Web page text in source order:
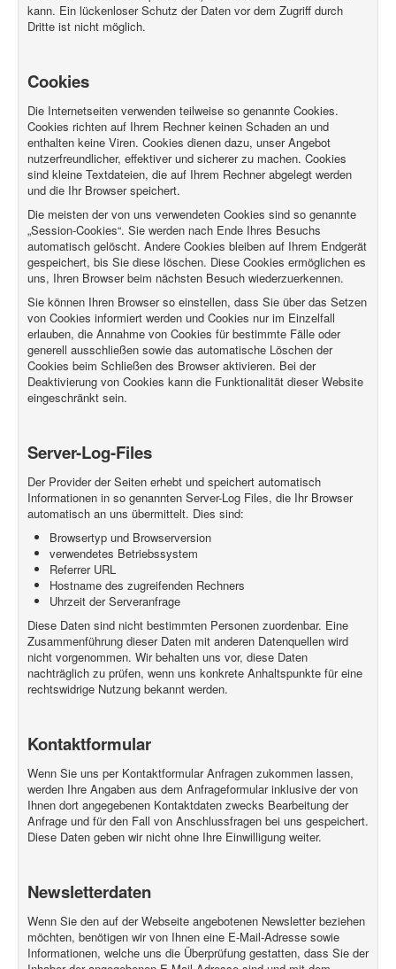
kann. Ein lückenloser Schutz der Daten vor dem Zugriff durch
Dritte ist nicht möglich.
Cookies
Die Internetseiten verwenden teilweise so genannte Cookies.
Cookies richten auf Ihrem Rechner keinen Schaden an und
enthalten keine Viren. Cookies dienen dazu, unser Angebot
nutzerfreundlicher, effektiver und sicherer zu machen. Cookies
sind kleine Textdateien, die auf Ihrem Rechner abgelegt werden
und die Ihr Browser speichert.
Die meisten der von uns verwendeten Cookies sind so genannte
„Session-Cookies“. Sie werden nach Ende Ihres Besuchs
automatisch gelöscht. Andere Cookies bleiben auf Ihrem Endgerät
gespeichert, bis Sie diese löschen. Diese Cookies ermöglichen es
uns, Ihren Browser beim nächsten Besuch wiederzuerkennen.
Sie können Ihren Browser so einstellen, dass Sie über das Setzen
von Cookies informiert werden und Cookies nur im Einzelfall
erlauben, die Annahme von Cookies für bestimmte Fälle oder
generell ausschließen sowie das automatische Löschen der
Cookies beim Schließen des Browser aktivieren. Bei der
Deaktivierung von Cookies kann die Funktionalität dieser Website
eingeschränkt sein.
Server-Log-Files
Der Provider der Seiten erhebt und speichert automatisch
Informationen in so genannten Server-Log Files, die Ihr Browser
automatisch an uns übermittelt. Dies sind:
Browsertyp und Browserversion
verwendetes Betriebssystem
Referrer URL
Hostname des zugreifenden Rechners
Uhrzeit der Serveranfrage
Diese Daten sind nicht bestimmten Personen zuordenbar. Eine
Zusammenführung dieser Daten mit anderen Datenquellen wird
nicht vorgenommen. Wir behalten uns vor, diese Daten
nachträglich zu prüfen, wenn uns konkrete Anhaltspunkte für eine
rechtswidrige Nutzung bekannt werden.
Kontaktformular
Wenn Sie uns per Kontaktformular Anfragen zukommen lassen,
werden Ihre Angaben aus dem Anfrageformular inklusive der von
Ihnen dort angegebenen Kontaktdaten zwecks Bearbeitung der
Anfrage und für den Fall von Anschlussfragen bei uns gespeichert.
Diese Daten geben wir nicht ohne Ihre Einwilligung weiter.
Newsletterdaten
Wenn Sie den auf der Webseite angebotenen Newsletter beziehen
möchten, benötigen wir von Ihnen eine E-Mail-Adresse sowie
Informationen, welche uns die Überprüfung gestatten, dass Sie der